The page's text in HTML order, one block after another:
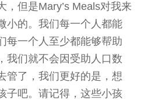
，但是Mary’s Meals对我来
小的。我们每一个人都能
每一个人至少都能够帮助
我们就不会因受助人口数
管了，我们更好的是，想
子吧。请记得，这些小孩